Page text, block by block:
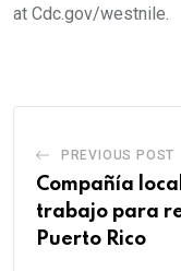
at Cdc.gov/westnile.
PREVIOUS POST
Compañía
trabajo para
Puerto Rico